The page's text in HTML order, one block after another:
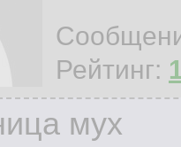
Рейтинг:
мух